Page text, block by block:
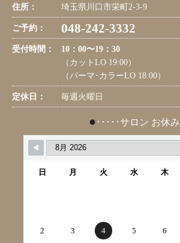
住所： 埼玉県川口市栄町2-3-9
ご予約： 048-242-3332
受付時間：
10：00〜19：30
（カットLO 19:00）
（パーマ･カラーLO 18:00）
定休日： 毎週火曜日
● ･････サロン お休み
日 月 火 水 木
2 3 4 5 6